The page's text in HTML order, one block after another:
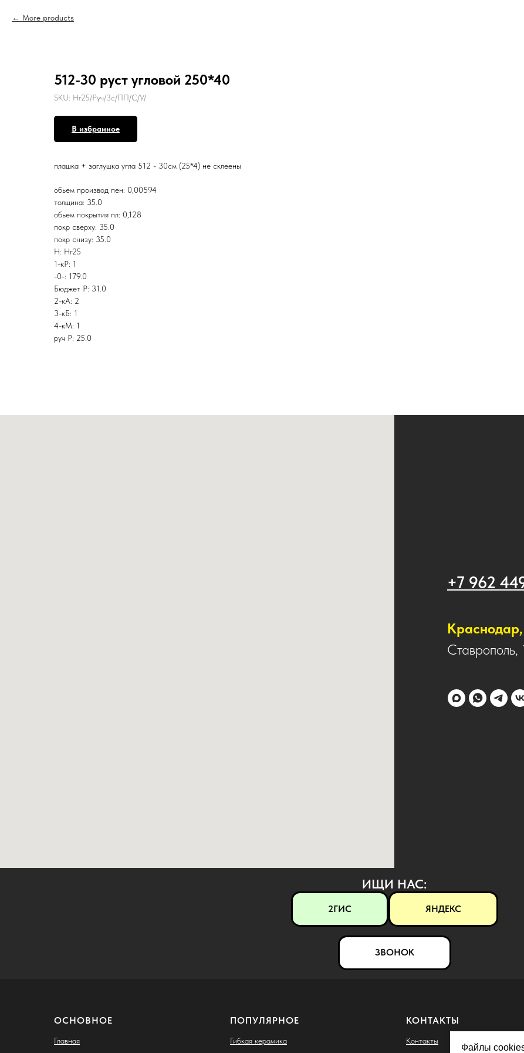
More products
512-30 руст угловой 250*40
SKU: Нг25/Руч/3с/ПП/С/У/
В избранное
плашка + заглушка угла 512 - 30см (25*4) не склеены
обьем производ пен: 0,00594
толщина: 35.0
обьем покрытия пл: 0,128
покр сверху: 35.0
покр снизу: 35.0
Н: Нг25
1-кР: 1
-0-: 179.0
Бюджет Р: 31.0
2-кА: 2
3-кБ: 1
4-кМ: 1
руч Р: 25.0
+7 962
Ставрополь,
Файлы
ИЩИ НАС:
2ГИС ЯНДЕКС
ЗВОНОК
ОСНОВНОЕ
Главная
ПОПУЛЯРНОЕ
Гибкая керамика
КОНТАКТЫ
Контакты